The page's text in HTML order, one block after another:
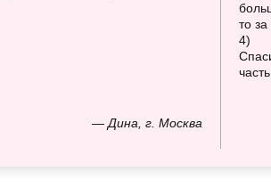
— Дина, г. Москва
то
4)